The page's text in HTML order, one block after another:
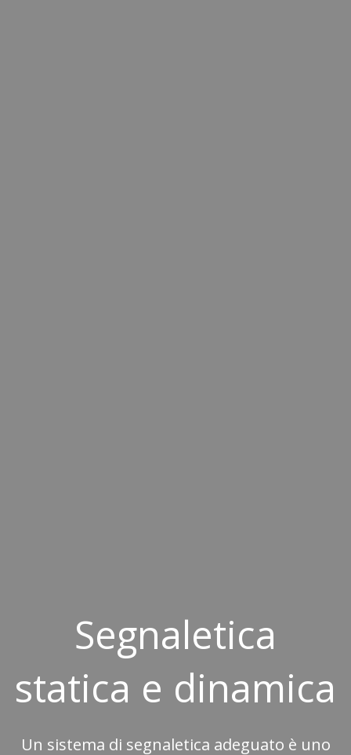
Segnaletica
statica e dinamica
Un sistema di segnaletica adeguato è uno